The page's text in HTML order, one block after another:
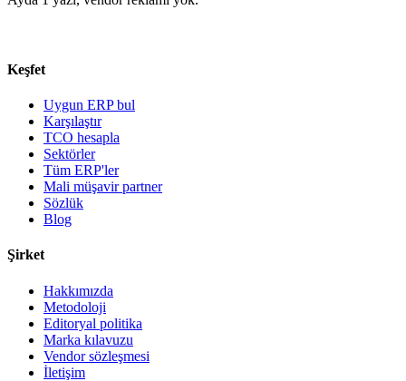
Keşfet
Uygun ERP bul
Karşılaştır
TCO hesapla
Sektörler
Tüm ERP'ler
Mali müşavir partner
Sözlük
Blog
Şirket
Hakkımızda
Metodoloji
Editoryal politika
Marka kılavuzu
Vendor sözleşmesi
İletişim